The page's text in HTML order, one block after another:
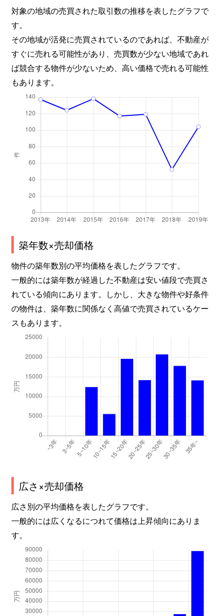
城巽学区 1,300万円
二条城前
城巽学区
生祥学区
11,000万円
烏丸
生祥学区
生祥学区
1,200万円
生祥学区
京都河原町
生祥学区
京都河原町
生祥学区
京都市役所前
龍池学区
龍池学区
4,000万円
烏丸御池
龍池学区
龍池学区
1,200万円
烏丸御池
龍池学区
1,300万円
烏丸御池
龍池学区
7,800万円
烏丸御池
龍池学区
龍池学区
1,200万円
烏丸御池
龍池学区
7,200万円
龍池学区
1,700万円
丸太町(京都市
640万円
丸太町(京都市
竹間学区
竹間学区
1,200万円
竹間学区
620万円
丸太町(京都市
竹間学区
丸太町(京都市
竹間学区
銅駝学区
7,800万円
京都市役所前
対象の地域の売買された取引数の推移を表したグラフで
す。
その地域が活発に売買されているのであれば、不動産が
すぐに売れる可能性があり、売買数が少ない地域であれ
ば競合する物件が少ないため、高い価格で売れる可能性
もあります。
築年数×売却価格
物件の築年数別の平均価格を表したグラフです。
一般的には築年数が経過した不動産は安い値段で売買さ
れている傾向にあります。しかし、大きな物件や好条件
の物件は、築年数に関係なく高値で売買されているケー
スもあります。
広さ×売却価格
広さ別の平均価格を表したグラフです。
一般的には広くなるにつれて価格は上昇傾向にありま
す。